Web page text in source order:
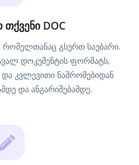
DOC
გსურთ საუბარი.
დოკუმენტის ფორმატს,
კვლევითი ნაშრომებიდან
და ანგარიშებამდე.